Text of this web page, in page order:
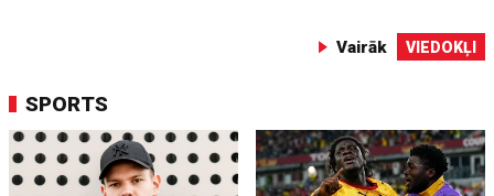
Vairāk VIEDOKĻI
SPORTS